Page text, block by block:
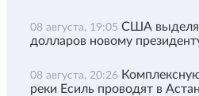
08 августа, 19:05 США
долларов новому
08 августа, 20:26
реки Есиль проводят в